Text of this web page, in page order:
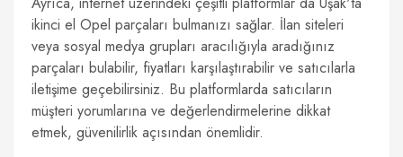
ikinci el Opel parçaları bulmanızı sağlar. İlan siteleri
veya sosyal medya grupları aracılığıyla aradığınız
parçaları bulabilir, fiyatları karşılaştırabilir ve satıcılarla
iletişime geçebilirsiniz. Bu platformlarda satıcıların
müşteri yorumlarına ve değerlendirmelerine dikkat
etmek, güvenilirlik açısından önemlidir.